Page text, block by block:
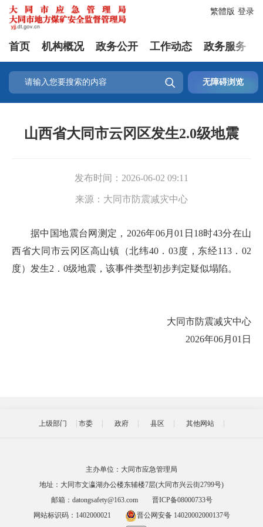
登录
繁體版
首页 机构概况 政务公开 工作动态 政务服务
 无障碍浏览
山西省大同市云冈区发生2.0级地震
发布时间： 2026-06-02 09:11
来源： 大同市防震减灾中心
据中国地震台网测定，2026年06月01日18时43分在山
西省大同市云冈区高山镇（北纬40．03度，东经113．02
度）发生2．0级地震，该事件类型初步判定疑似塌陷。
大同市防震减灾中心
2026年06月01日
上级部门 市委 政府 县区 其他网站
主办单位：大同市应急管理局
地址：大同市文瀛湖办公楼东辅楼7层(大同市兴云街2799号)
邮箱：datongsafety@163.com
晋ICP备08000733号
网站标识码：1402000021
晋公网安备 14020002000137号